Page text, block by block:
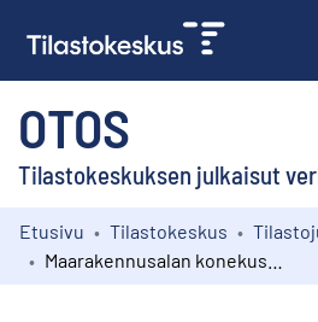
OTOS
Tilastokeskuksen julkaisut
Kokoelmat
Etusivu Tilastokeskus